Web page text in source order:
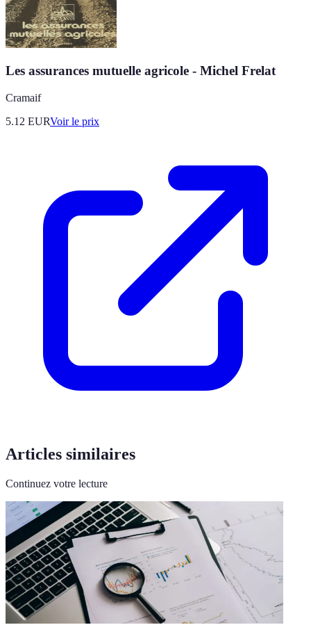
Les assurances mutuelle agricole - Michel Frelat
Cramaif
5.12 EURVoir le prix
Articles similaires
Continuez votre lecture